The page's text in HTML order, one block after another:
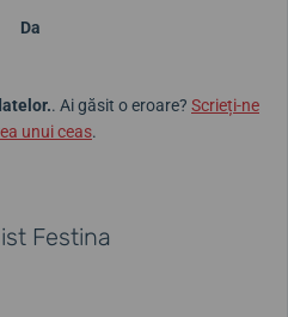
Da
. Ai găsit o eroare? Scrieți-ne
unui ceas.
Festina